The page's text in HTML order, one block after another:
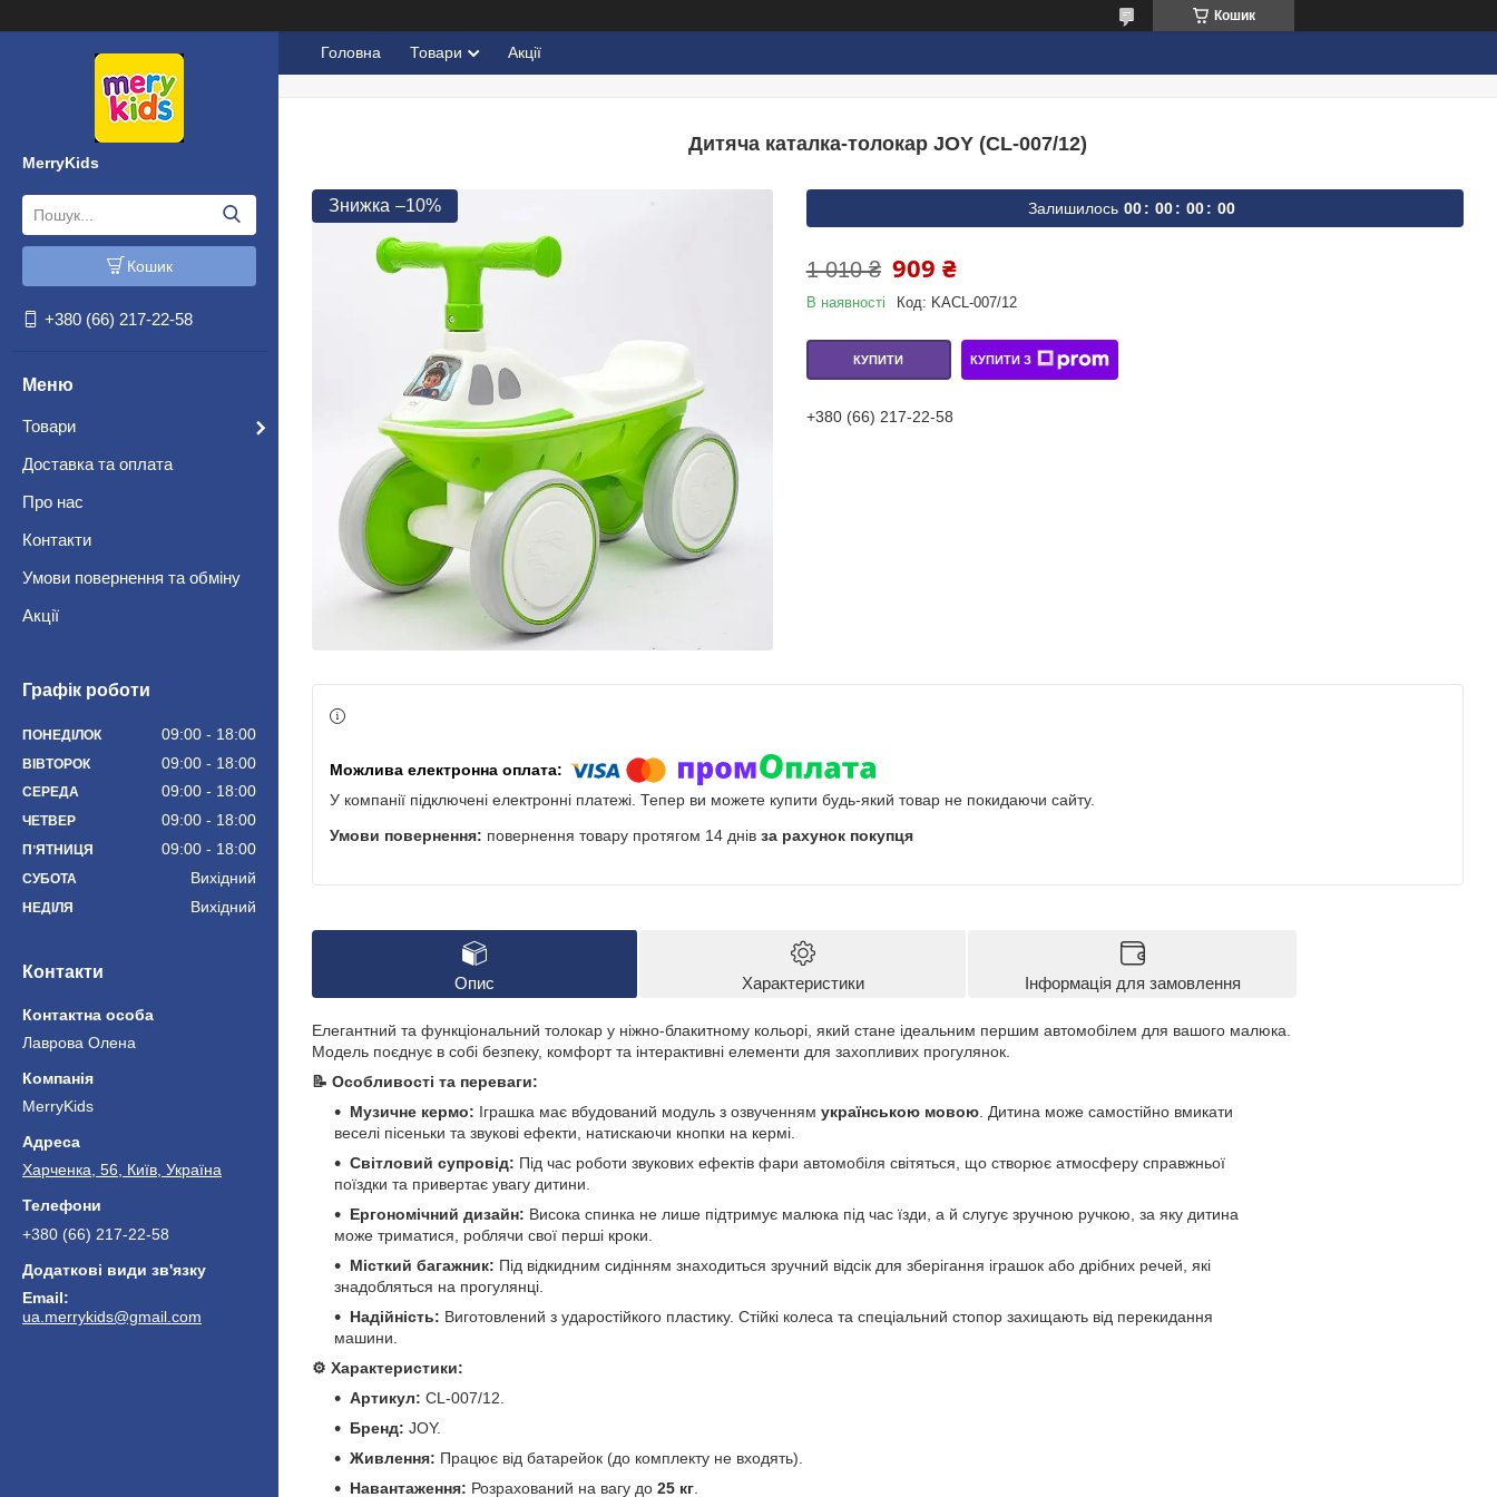
Кошик
MerryKids
Кошик
+380 (66) 217-22-58
Товари
Доставка та оплата
Про нас
Контакти
Умови повернення та обміну
Акції
Графік роботи
ПОНЕДІЛОК 09:00 18:00
ВІВТОРОК 09:00 18:00
СЕРЕДА 09:00 18:00
ЧЕТВЕР 09:00 18:00
ПʼЯТНИЦЯ 09:00 18:00
СУБОТА Вихідний
НЕДІЛЯ Вихідний
Контакти
Лаврова Олена
MerryKids
Харченка, 56, Київ, Україна
+380 (66) 217-22-58
ua.merrykids@gmail.com
Головна Товари Акції
Дитяча каталка-толокар JOY (CL-007/12)
–10% Залишилось 00 00 00 00
1 010 ₴ 909 ₴
В наявності Код: KACL-007/12
КУПИТИ КУПИТИ З
+380 (66) 217-22-58
У компанії підключені електронні платежі. Тепер ви можете купити будь-який товар не покидаючи сайту.
повернення товару протягом 14 днів за рахунок покупця
Опис Характеристики Інформація для замовлення
Елегантний та функціональний толокар у ніжно-блакитному кольорі, який стане ідеальним першим автомобілем для вашого малюка.
Модель поєднує в собі безпеку, комфорт та інтерактивні елементи для захопливих прогулянок.
📝 Особливості та переваги:
Музичне кермо: Іграшка має вбудований модуль з озвученням українською мовою . Дитина може самостійно вмикати
веселі пісеньки та звукові ефекти, натискаючи кнопки на кермі.
Світловий супровід: Під час роботи звукових ефектів фари автомобіля світяться, що створює атмосферу справжньої
поїздки та привертає увагу дитини.
Ергономічний дизайн: Висока спинка не лише підтримує малюка під час їзди, а й слугує зручною ручкою, за яку дитина
може триматися, роблячи свої перші кроки.
Місткий багажник: Під відкидним сидінням знаходиться зручний відсік для зберігання іграшок або дрібних речей, які
знадобляться на прогулянці.
Надійність: Виготовлений з ударостійкого пластику. Стійкі колеса та спеціальний стопор захищають від перекидання
машини.
⚙️ Характеристики:
Артикул: CL-007/12.
Бренд: JOY.
Живлення: Працює від батарейок (до комплекту не входять).
Навантаження: Розрахований на вагу до 25 кг